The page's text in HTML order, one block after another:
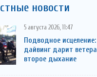
новости
5 августа 2026, 11:47
Подводное
дайвинг дарит
второе дыхание